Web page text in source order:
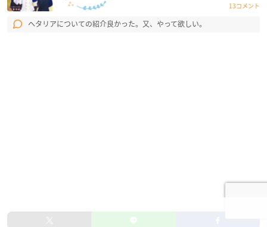
13コメント
ヘタリアについての紹介良かった。又、やって欲しい。